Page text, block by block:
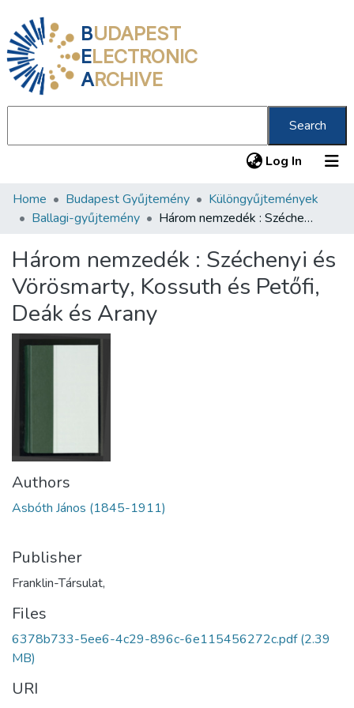
BUDAPEST
ELECTRONIC
ARCHIVE
Search
Log In (current)
Communities & Collections
Statistics
About us
Home Budapest Gyűjtemény
Különgyűjtemények
Ballagi-gyűjtemény
Három nemzedék : Széchenyi és Vörösmarty, Kossuth és Petőfi, Deák és Arany
Három nemzedék : Széchenyi és
Vörösmarty, Kossuth és Petőfi,
Deák és Arany
Authors
Asbóth János (1845-1911)
Publisher
Franklin-Társulat,
Files
6378b733-5ee6-4c29-896c-6e115456272c.pdf(2.39
MB)
URI